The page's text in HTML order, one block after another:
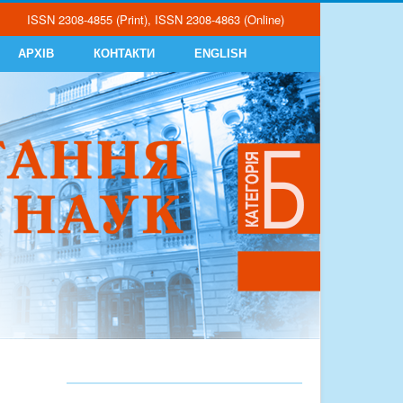
ISSN 2308-4855 (Print), ISSN 2308-4863 (Online)
АРХІВ КОНТАКТИ ENGLISH